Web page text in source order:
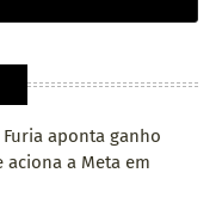
aponta ganho
a Meta em